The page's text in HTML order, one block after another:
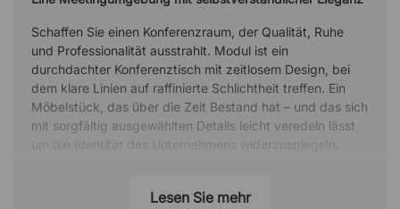
Schaffen Sie einen Konferenzraum, der Qualität, Ruhe
und Professionalität ausstrahlt. Modul ist ein
durchdachter Konferenztisch mit zeitlosem Design, bei
dem klare Linien auf raffinierte Schlichtheit treffen. Ein
Möbelstück, das über die Zeit Bestand hat – und das sich
mit sorgfältig ausgewählten Details leicht veredeln lässt,
um die Identität des Unternehmens widerzuspiegeln.
Lesen Sie mehr